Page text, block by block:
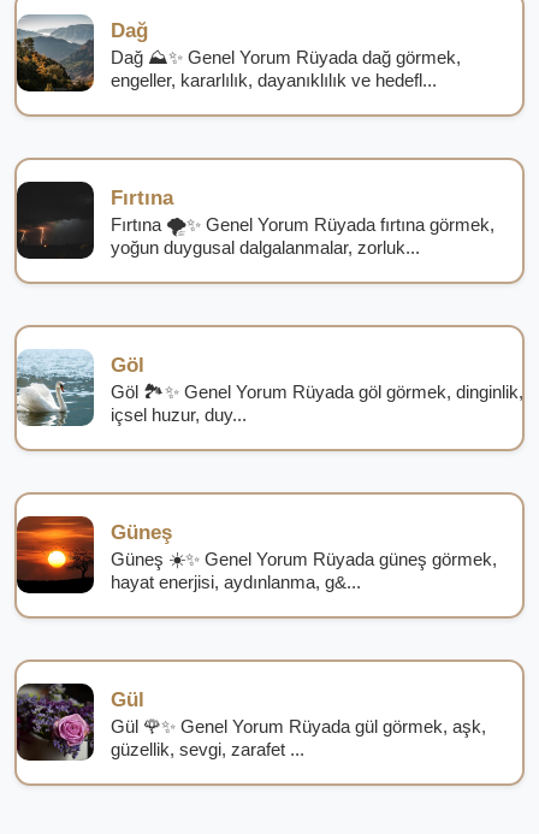
Dağ
Dağ ⛰️✨ Genel Yorum Rüyada dağ görmek,
engeller, kararlılık, dayanıklılık ve hedefl...
Fırtına
Fırtına 🌪️✨ Genel Yorum Rüyada fırtına görmek,
yoğun duygusal dalgalanmalar, zorluk...
Göl
Göl 🏞️✨ Genel Yorum Rüyada göl görmek, dinginlik,
içsel huzur, duy...
Güneş
Güneş ☀️✨ Genel Yorum Rüyada güneş görmek,
hayat enerjisi, aydınlanma, g&...
Gül
Gül 🌹✨ Genel Yorum Rüyada gül görmek, aşk,
güzellik, sevgi, zarafet ...